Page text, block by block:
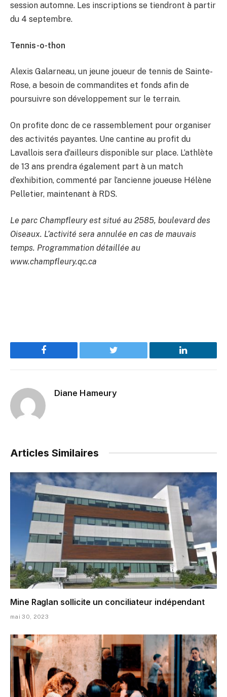
session automne. Les inscriptions se tiendront à partir
du 4 septembre.
Tennis-o-thon
Alexis Galarneau, un jeune joueur de tennis de Sainte-
Rose, a besoin de commandites et fonds afin de
poursuivre son développement sur le terrain.
On profite donc de ce rassemblement pour organiser
des activités payantes. Une cantine au profit du
Lavallois sera d’ailleurs disponible sur place. L’athlète
de 13 ans prendra également part à un match
d’exhibition, commenté par l’ancienne joueuse Hélène
Pelletier, maintenant à RDS.
Le parc Champfleury est situé au 2585, boulevard des
Oiseaux. L’activité sera annulée en cas de mauvais
temps. Programmation détaillée au
www.champfleury.qc.ca
Facebook Twitter LinkedIn
Diane Hameury
Articles Similaires
Mine Raglan sollicite un conciliateur indépendant
mai 30, 2023